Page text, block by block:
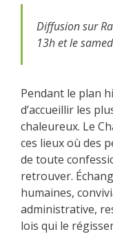
Diffusion sur
13h et le
Pendant le plan
d’accueillir les
chaleureux. Le
ces lieux où des
de toute
retrouver.
humaines,
administrative,
lois qui le